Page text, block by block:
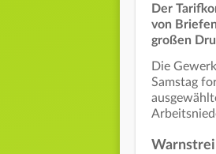
Der
von
großen
Die
Samstag